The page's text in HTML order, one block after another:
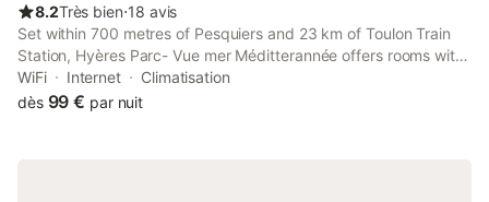
8.2Très bien⋅18 avis
Set within 700 metres of Pesquiers and 23 km of Toulon Train
Station, Hyères Parc- Vue mer Méditterannée offers rooms with
air conditioning and a private bathroom in Hyères. This
beachfront property offers access to free WiFi and free
WiFi Internet
Climatisation
dès 99 € par nuit